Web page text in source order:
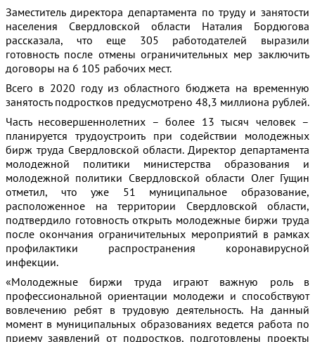
Заместитель директора департамента по труду и занятости
населения Свердловской области Наталия Бордюгова
рассказала, что еще 305 работодателей выразили
готовность после отмены ограничительных мер заключить
договоры на 6 105 рабочих мест.
Всего в 2020 году из областного бюджета на временную
занятость подростков предусмотрено 48,3 миллиона рублей.
Часть несовершеннолетних – более 13 тысяч человек –
планируется трудоустроить при содействии молодежных
бирж труда Свердловской области. Директор департамента
молодежной политики министерства образования и
молодежной политики Свердловской области Олег Гущин
отметил, что уже 51 муниципальное образование,
расположенное на территории Свердловской области,
подтвердило готовность открыть молодежные биржи труда
после окончания ограничительных мероприятий в рамках
профилактики распространения коронавирусной
инфекции.
«Молодежные биржи труда играют важную роль в
профессиональной ориентации молодежи и способствуют
вовлечению ребят в трудовую деятельность. На данный
момент в муниципальных образованиях ведется работа по
приему заявлений от подростков, подготовлены проекты